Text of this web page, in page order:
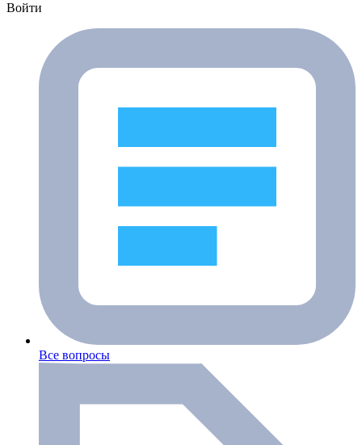
Войти
Все вопросы